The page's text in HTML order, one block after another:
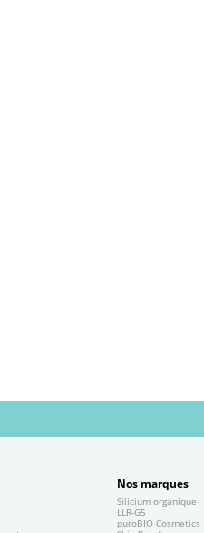
Nos marques
Silicium organique
LLR-G5
puroBIO Cosmetics